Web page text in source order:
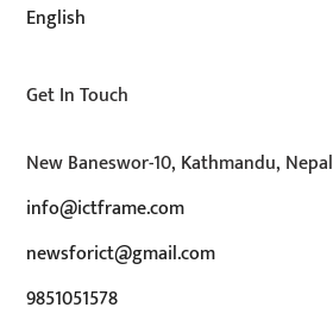
English
Get In Touch
New Baneswor-10, Kathmandu, Nepal
info@ictframe.com
newsforict@gmail.com
9851051578